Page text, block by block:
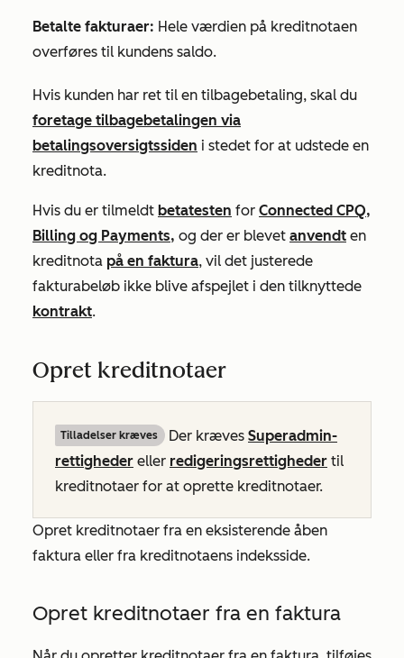
Betalte fakturaer: Hele værdien på kreditnotaen
overføres til kundens saldo.
Hvis kunden har ret til en tilbagebetaling, skal du
foretage tilbagebetalingen via
betalingsoversigtssiden i stedet for at udstede en
kreditnota.
Hvis du er tilmeldt betatesten for Connected CPQ,
Billing og Payments, og der er blevet anvendt en
kreditnota på en faktura, vil det justerede
fakturabeløb ikke blive afspejlet i den tilknyttede
kontrakt.
Opret kreditnotaer
Tilladelser kræves Der kræves Superadmin-
rettigheder eller redigeringsrettigheder til
kreditnotaer for at oprette kreditnotaer.
Opret kreditnotaer fra en eksisterende åben
faktura eller fra kreditnotaens indeksside.
Opret kreditnotaer fra en faktura